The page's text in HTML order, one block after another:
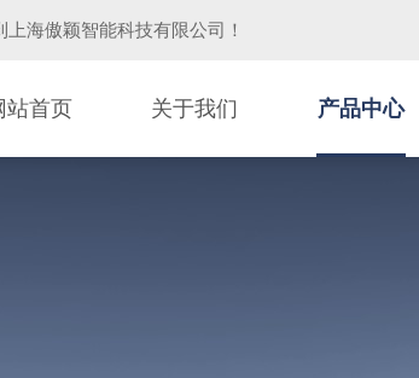
上海傲颖智能科技有限公司 ！
站首页 关于我们 产品中心